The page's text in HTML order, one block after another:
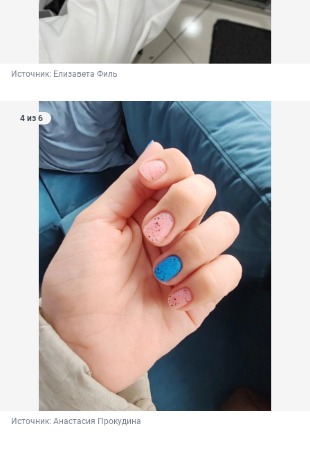
Источник: Елизавета Филь
4 из 6
Источник: Анастасия Прокудина